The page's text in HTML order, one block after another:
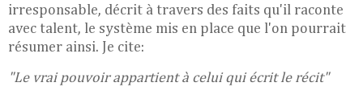
irresponsable, décrit à travers des faits qu'il raconte
avec talent, le système mis en place que l'on pourrait
résumer ainsi. Je cite:
"Le vrai pouvoir appartient à celui qui écrit le récit"